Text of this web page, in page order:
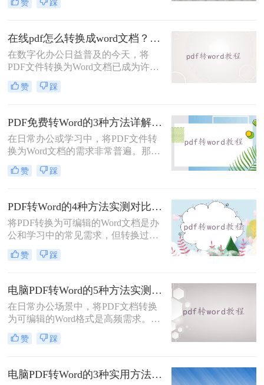
换工具需付费或存在隐私风险，那么
5种完全免费的解决方案。所有方法
均基于官方或开源平台，确保零成
本、无广告、无数据泄露。无需任何
付费，即可实现高质量转换，告别格
式错乱与隐私担忧！
赞 踩
在线pdf怎么转换成word文档？PDF猫与转转大师2种在线工具使用指南与功能对比！
在数字化办公日益普及的今天，将
PDF文件转换为Word文档已成为许多
职场人士和学生群体的日常需求。
PDF格式虽然便于分享和保持格式一
找到一种高效、便捷的在线转换方法
显得尤为重要。那么在线pdf怎么转换
成word文档呢？本文将介绍两种在线
将PDF转换成Word文档的方法。
赞 踩
PDF免费转Word的3种方法详解：复制粘贴、在线工具与Word内置转换效果对比！
在日常办公或学习中，将PDF文件转
换为Word文档的需求非常普遍。那么
pdf怎么免费转换成word文档呢？本文
将重点介绍三种免费且无需专业技能
赞 踩
PDF转Word的4种方法实测对比：在线工具、Adobe Acrobat、Word内置与OCR识别方案选择！
将PDF转换为可编辑的Word文档是办
公和学习中的常见需求，但转换过程
中常出现格式错乱、图片丢失等问
题。那么pdf文档怎么转换成word格式
助你高效完成转换。
赞 踩
电脑PDF转Word的5种方法实测指南：从在线工具到OCR识别与命令行自动化！
在日常办公场景中，将PDF文档转换
为可编辑的Word格式是高频需求。那
么电脑pdf怎么转换成word呢？本文综
合2025年最新技术动态，系统解析
赞 踩
电脑PDF转Word的3种实用方法对比：转换软件、Word内置功能与在线工具详解！